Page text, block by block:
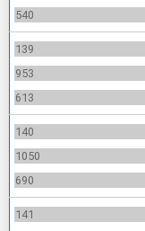
540
139
953
613
140
1050
690
141